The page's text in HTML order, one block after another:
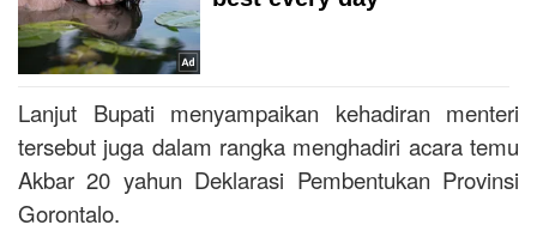
Lanjut Bupati menyampaikan kehadiran menteri
tersebut juga dalam rangka menghadiri acara temu
Akbar 20 yahun Deklarasi Pembentukan Provinsi
Gorontalo.